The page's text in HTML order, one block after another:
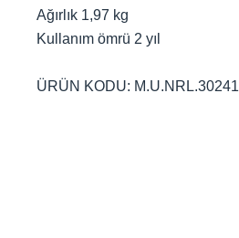
Ağırlık 1,97 kg
Kullanım ömrü 2 yıl
ÜRÜN KODU: M.U.NRL.30241